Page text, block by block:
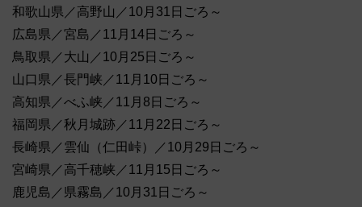
和歌山県／高野山／10月31日ごろ～
広島県／宮島／11月14日ごろ～
鳥取県／大山／10月25日ごろ～
山口県／長門峡／11月10日ごろ～
高知県／べふ峡／11月8日ごろ～
福岡県／秋月城跡／11月22日ごろ～
長崎県／雲仙（仁田峠）／10月29日ごろ～
宮崎県／高千穂峡／11月15日ごろ～
鹿児島／県霧島／10月31日ごろ～